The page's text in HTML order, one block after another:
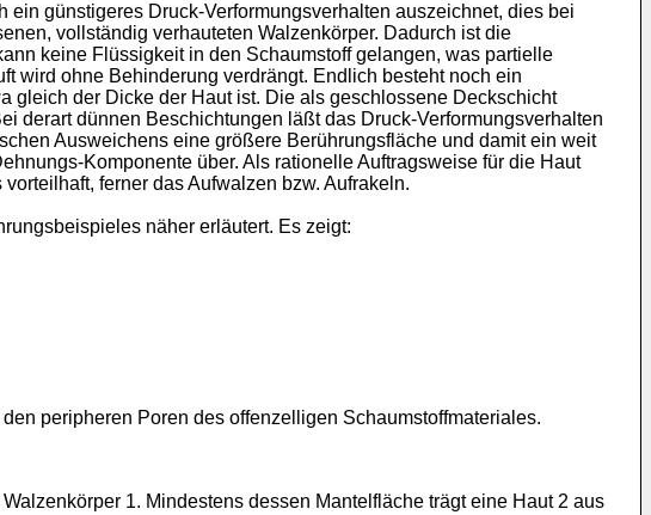
günstigeres Druck-Verformungsverhalten auszeichnet, dies bei
vollständig verhauteten Walzenkörper. Dadurch ist die
keine Flüssigkeit in den Schaumstoff gelangen, was partielle
wird ohne Behinderung verdrängt. Endlich besteht noch ein
gleich der Dicke der Haut ist. Die als geschlossene Deckschicht
derart dünnen Beschichtungen läßt das Druck-Verformungsverhalten
Ausweichens eine größere Berührungsfläche und damit ein weit
Komponente über. Als rationelle Auftragsweise für die Haut
ferner das Aufwalzen bzw. Aufrakeln.
näher erläutert. Es zeigt:
peripheren Poren des offenzelligen Schaumstoffmateriales.
1. Mindestens dessen Mantelfläche trägt eine Haut 2 aus